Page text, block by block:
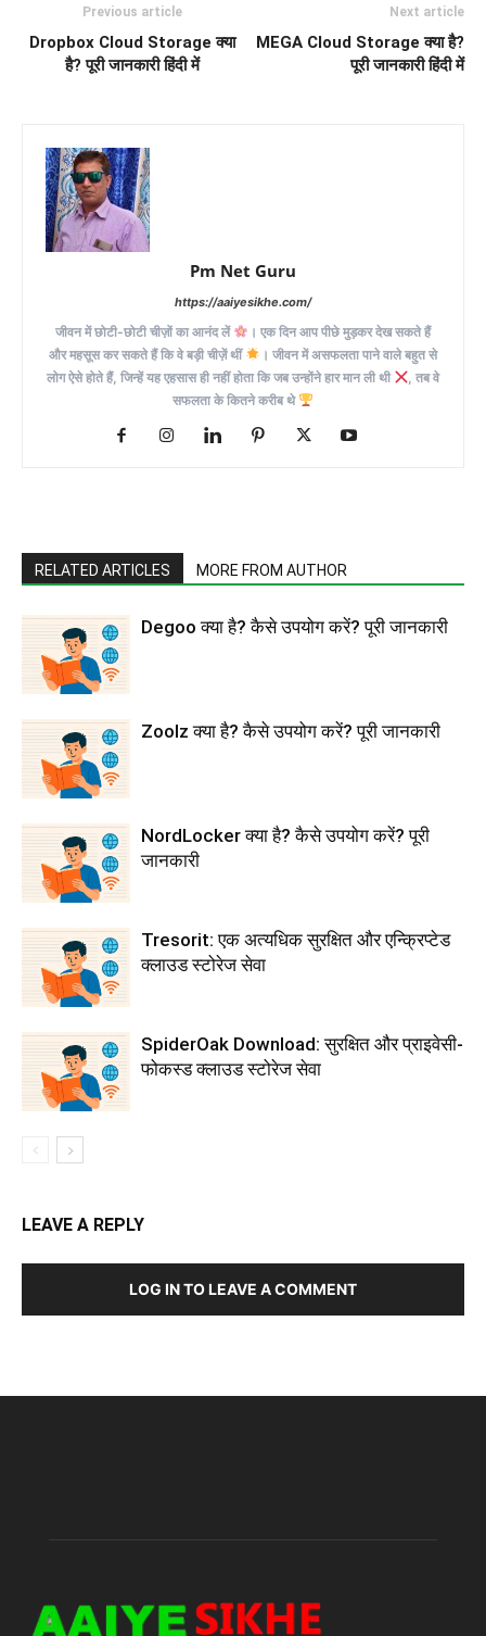
Previous article
Dropbox Cloud Storage क्या
है? पूरी जानकारी हिंदी में
Next article
MEGA Cloud Storage क्या है?
पूरी जानकारी हिंदी में
Pm Net Guru
https://aaiyesikhe.com/
जीवन में छोटी-छोटी चीज़ों का आनंद लें
। एक दिन आप पीछे मुड़कर देख सकते हैं
और महसूस कर सकते हैं कि वे बड़ी चीज़ें थीं
। जीवन में असफलता पाने वाले बहुत से
लोग ऐसे होते हैं, जिन्हें यह एहसास ही नहीं होता कि जब उन्होंने हार मान ली थी
, तब वे
सफलता के कितने करीब थे
RELATED ARTICLES MORE FROM AUTHOR
Degoo क्या है? कैसे उपयोग करें? पूरी जानकारी
Zoolz क्या है? कैसे उपयोग करें? पूरी जानकारी
NordLocker क्या है? कैसे उपयोग करें? पूरी
जानकारी
Tresorit: एक अत्यधिक सुरक्षित और एन्क्रिप्टेड
क्लाउड स्टोरेज सेवा
SpiderOak Download: सुरक्षित और प्राइवेसी-
फोकस्ड क्लाउड स्टोरेज सेवा
LEAVE A REPLY
LOG IN TO LEAVE A COMMENT